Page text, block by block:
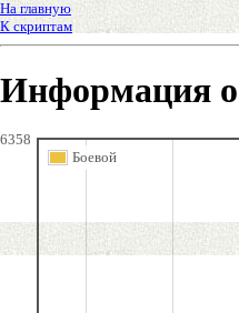
На главную
К скриптам
Информация о
6358
Боевой